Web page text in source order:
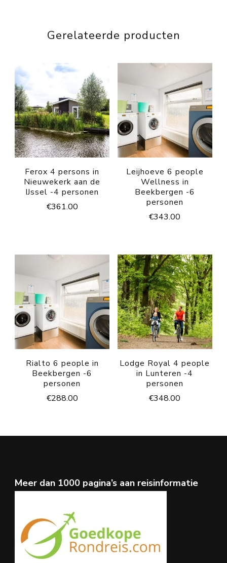
Gerelateerde producten
Ferox 4 persons in
Nieuwekerk aan de
IJssel -4 personen
€361.00
Leijhoeve 6 people
Wellness in
Beekbergen -6
personen
€343.00
Rialto 6 people in
Beekbergen -6
personen
€288.00
Lodge Royal 4 people
in Lunteren -4
personen
€348.00
Meer dan 1000 pagina’s aan reisinformatie